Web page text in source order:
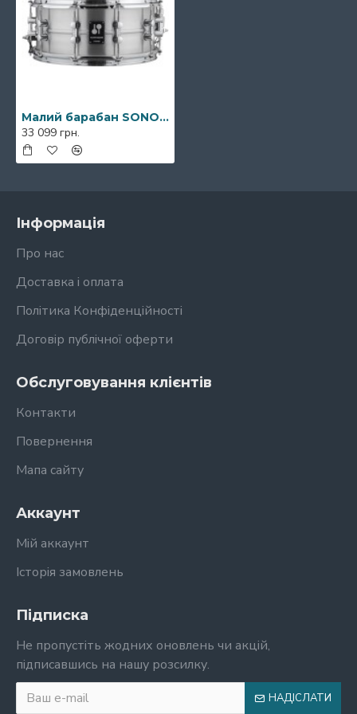
Малий барабан SONOR Kompressor Snare Drum Aluminium 14 x 6,5"
33 099 грн.
Інформація
Про нас
Доставка і оплата
Політика Конфіденційності
Договір публічної оферти
Обслуговування клієнтів
Контакти
Повернення
Мапа сайту
Аккаунт
Мій аккаунт
Історія замовлень
Підписка
Не пропустіть жодних оновлень чи акцій,
підписавшись на нашу розсилку.
НАДІСЛАТИ